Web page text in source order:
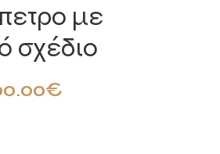
με
σχέδιο
€